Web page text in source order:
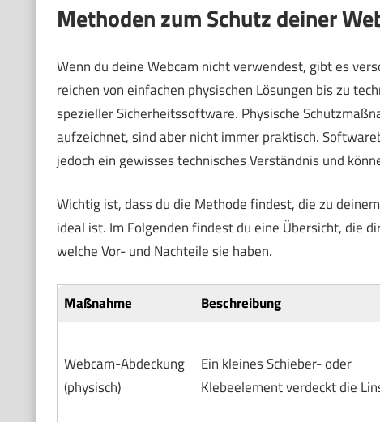
Methoden zum Schutz deiner
Wenn du deine Webcam nicht verwendest, gibt es
reichen von einfachen physischen Lösungen bis zu
spezieller Sicherheitssoftware. Physische
aufzeichnet, sind aber nicht immer praktisch.
jedoch ein gewisses technisches Verständnis und
Wichtig ist, dass du die Methode findest, die zu
ideal ist. Im Folgenden findest du eine Übersicht, die
welche Vor- und Nachteile sie haben.
Maßnahme Beschreibung
Webcam-Abdeckung
(physisch)
Ein kleines Schieber- oder
Klebeelement verdeckt die